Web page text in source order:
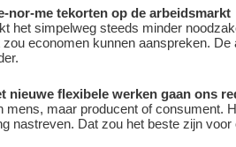
nor-me tekorten op de arbeidsmarkt
het simpelweg steeds minder
economen kunnen aanspreken.
nieuwe flexibele werken gaan ons
mens, maar producent of consument.
nastreven. Dat zou het beste zijn